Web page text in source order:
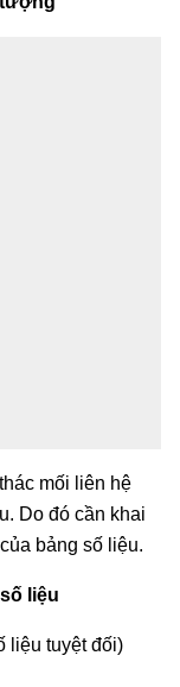
mối liên hệ
Do đó cần khai
bảng số liệu.
liệu
liệu tuyệt đối)